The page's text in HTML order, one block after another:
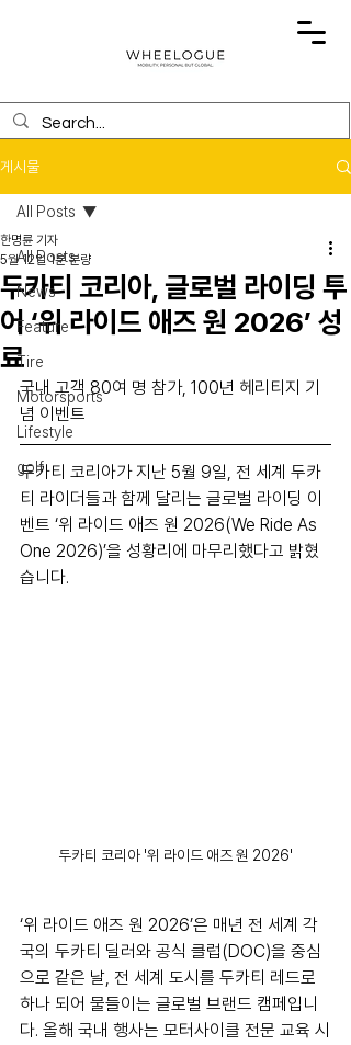
게시물
All Posts
News
Feature
Tire
Motorsports
Lifestyle
golf
All Posts
두카티 코리아, 글로벌 라이딩 투
어 ‘위 라이드 애즈 원 2026’ 성
료
한명륜 기자
5월 12일 1분 분량
국내 고객 80여 명 참가, 100년 헤리티지 기
념 이벤트
두카티 코리아가 지난 5월 9일, 전 세계 두카
티 라이더들과 함께 달리는 글로벌 라이딩 이
벤트 ‘위 라이드 애즈 원 2026(We Ride As
One 2026)’을 성황리에 마무리했다고 밝혔
습니다.
두카티 코리아 '위 라이드 애즈 원 2026'
‘위 라이드 애즈 원 2026’은 매년 전 세계 각
국의 두카티 딜러와 공식 클럽(DOC)을 중심
으로 같은 날, 전 세계 도시를 두카티 레드로
하나 되어 물들이는 글로벌 브랜드 캠페입니
다. 올해 국내 행사는 모터사이클 전문 교육 시